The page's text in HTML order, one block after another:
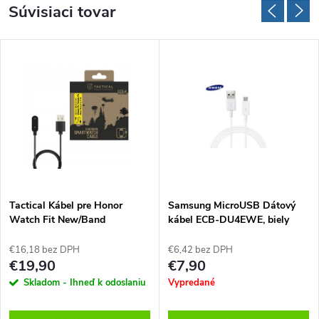
Súvisiaci tovar
Tactical Kábel pre Honor
Watch Fit New/Band
€16,18 bez DPH
€19,90
Skladom - Ihneď k odoslaniu
Samsung MicroUSB Dátový
kábel ECB-DU4EWE, biely
€6,42 bez DPH
€7,90
Vypredané